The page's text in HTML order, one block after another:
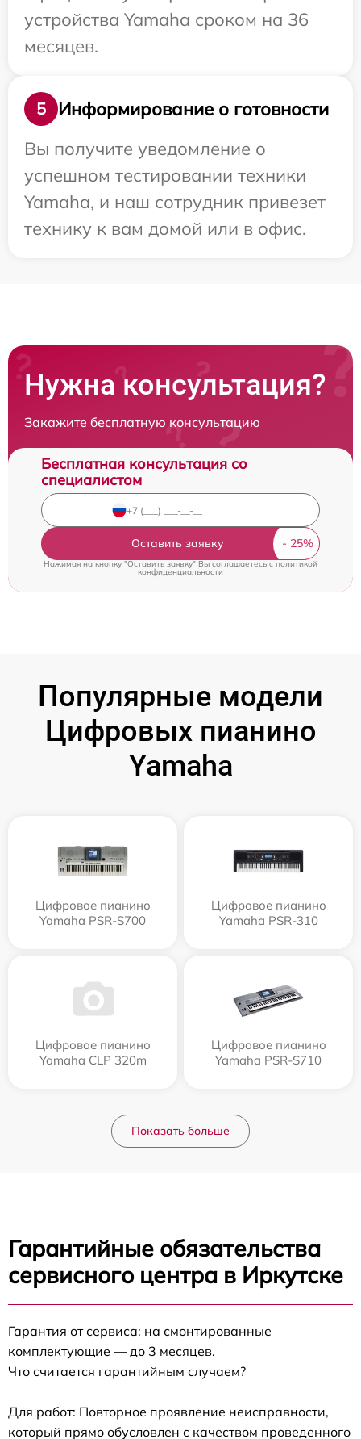
устройства Yamaha сроком на 36
месяцев.
5
Информирование о готовности
Вы получите уведомление о
успешном тестировании техники
Yamaha, и наш сотрудник привезет
технику к вам домой или в офис.
Нужна консультация?
Закажите бесплатную консультацию
Бесплатная консультация со
специалистом
Оставить заявку
Нажимая на кнопку "Оставить заявку" Вы соглашаетесь c политикой
конфиденциальности
Популярные модели
Цифровых пианино
Yamaha
Цифровое пианино
Yamaha PSR-S700
Цифровое пианино
Yamaha PSR-310
Цифровое пианино
Yamaha CLP 320m
Цифровое пианино
Yamaha PSR-S710
Показать больше
Гарантийные обязательства
сервисного центра в Иркутске
Гарантия от сервиса: на смонтированные
комплектующие — до 3 месяцев.
Что считается гарантийным случаем?
Для работ: Повторное проявление неисправности,
который прямо обусловлен с качеством проведенного